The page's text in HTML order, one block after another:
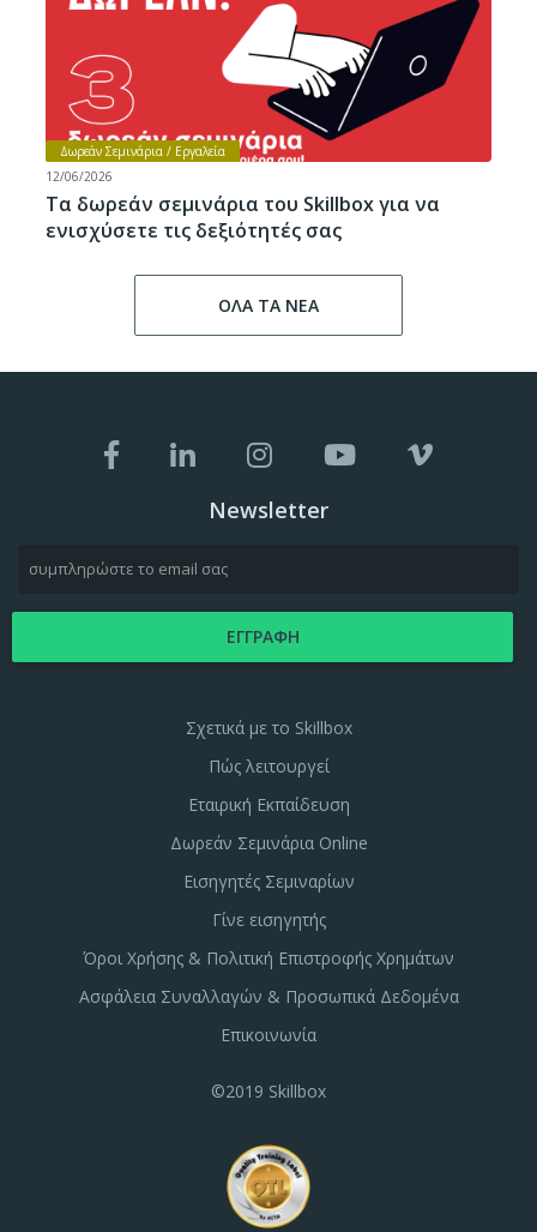
Δωρεάν Σεμινάρια / Εργαλεία
12/06/2026
Τα δωρεάν σεμινάρια του Skillbox για να
ενισχύσετε τις δεξιότητές σας
ΟΛΑ ΤΑ ΝΕΑ
Newsletter
Σχετικά με το Skillbox
Πώς λειτουργεί
Εταιρική Εκπαίδευση
Δωρεάν Σεμινάρια Online
Εισηγητές Σεμιναρίων
Γίνε εισηγητής
Όροι Χρήσης & Πολιτική Επιστροφής Χρημάτων
Ασφάλεια Συναλλαγών & Προσωπικά Δεδομένα
Επικοινωνία
©2019 Skillbox